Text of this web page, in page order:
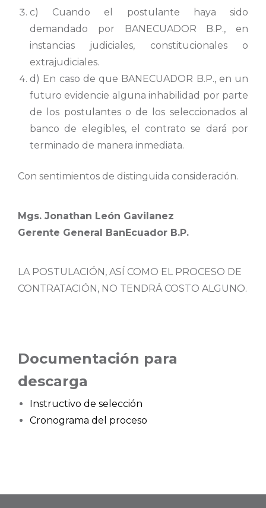
c) Cuando el postulante haya sido
demandado por BANECUADOR B.P., en
instancias judiciales, constitucionales o
extrajudiciales.
d) En caso de que BANECUADOR B.P., en un
futuro evidencie alguna inhabilidad por parte
de los postulantes o de los seleccionados al
banco de elegibles, el contrato se dará por
terminado de manera inmediata.
Con sentimientos de distinguida consideración.
Mgs. Jonathan León Gavilanez
Gerente General BanEcuador B.P.
LA POSTULACIÓN, ASÍ COMO EL PROCESO DE
CONTRATACIÓN, NO TENDRÁ COSTO ALGUNO.
Documentación para
descarga
Instructivo de selección
Cronograma del proceso